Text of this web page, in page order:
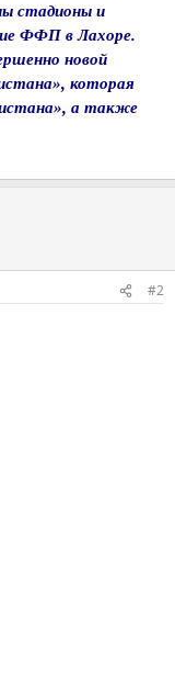
стадионы и
ФФП в Лахоре.
новой
которая
а также
#2